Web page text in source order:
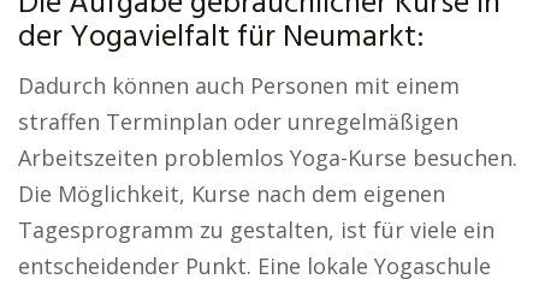
der Yogavielfalt für Neumarkt:
Dadurch können auch Personen mit einem
straffen Terminplan oder unregelmäßigen
Arbeitszeiten problemlos Yoga-Kurse besuchen.
Die Möglichkeit, Kurse nach dem eigenen
Tagesprogramm zu gestalten, ist für viele ein
entscheidender Punkt. Eine lokale Yogaschule